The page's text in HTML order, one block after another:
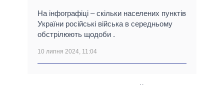
На інфографіці – скільки населених пунктів
України російські війська в середньому
обстрілюють щодоби .
10 липня 2024, 11:04